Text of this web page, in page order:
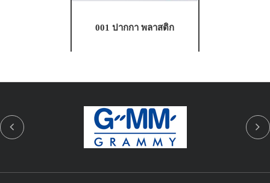
001 ปากกา พลาสติก